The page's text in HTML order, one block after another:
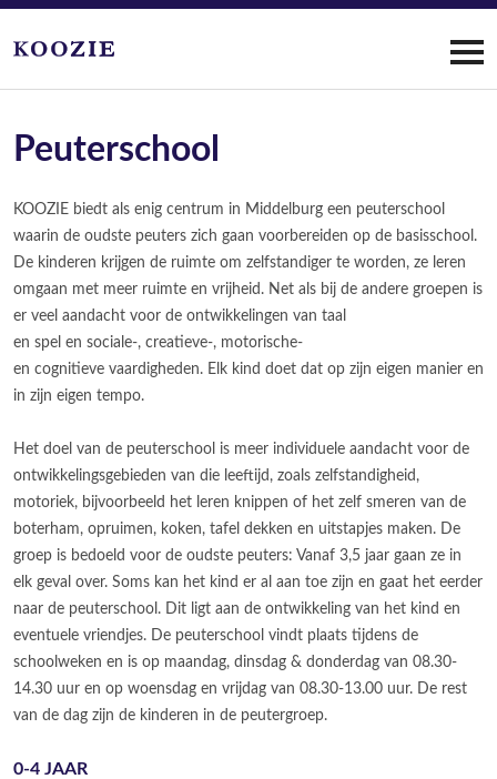
0-4 JAAR
Peuterschool
KOOZIE biedt als enig centrum in Middelburg een peuterschool
waarin de oudste peuters zich gaan voorbereiden op de basisschool.
De kinderen krijgen de ruimte om zelfstandiger te worden, ze leren
omgaan met meer ruimte en vrijheid. Net als bij de andere groepen is
er veel aandacht voor de ontwikkelingen van taal
en spel en sociale-, creatieve-, motorische-
en cognitieve vaardigheden. Elk kind doet dat op zijn eigen manier en
in zijn eigen tempo.
Het doel van de peuterschool is meer individuele aandacht voor de
ontwikkelingsgebieden van die leeftijd, zoals zelfstandigheid,
motoriek, bijvoorbeeld het leren knippen of het zelf smeren van de
boterham, opruimen, koken, tafel dekken en uitstapjes maken. De
groep is bedoeld voor de oudste peuters: Vanaf 3,5 jaar gaan ze in
elk geval over. Soms kan het kind er al aan toe zijn en gaat het eerder
naar de peuterschool. Dit ligt aan de ontwikkeling van het kind en
eventuele vriendjes. De peuterschool vindt plaats tijdens de
schoolweken en is op maandag, dinsdag & donderdag van 08.30-
14.30 uur en op woensdag en vrijdag van 08.30-13.00 uur. De rest
van de dag zijn de kinderen in de peutergroep.